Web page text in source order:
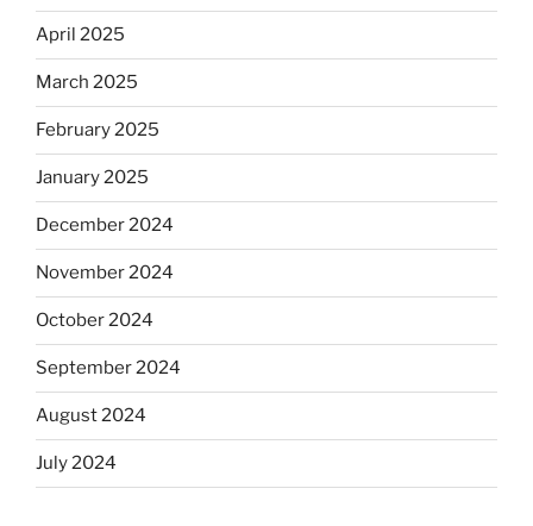
April 2025
March 2025
February 2025
January 2025
December 2024
November 2024
October 2024
September 2024
August 2024
July 2024